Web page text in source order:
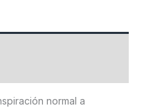
normal a